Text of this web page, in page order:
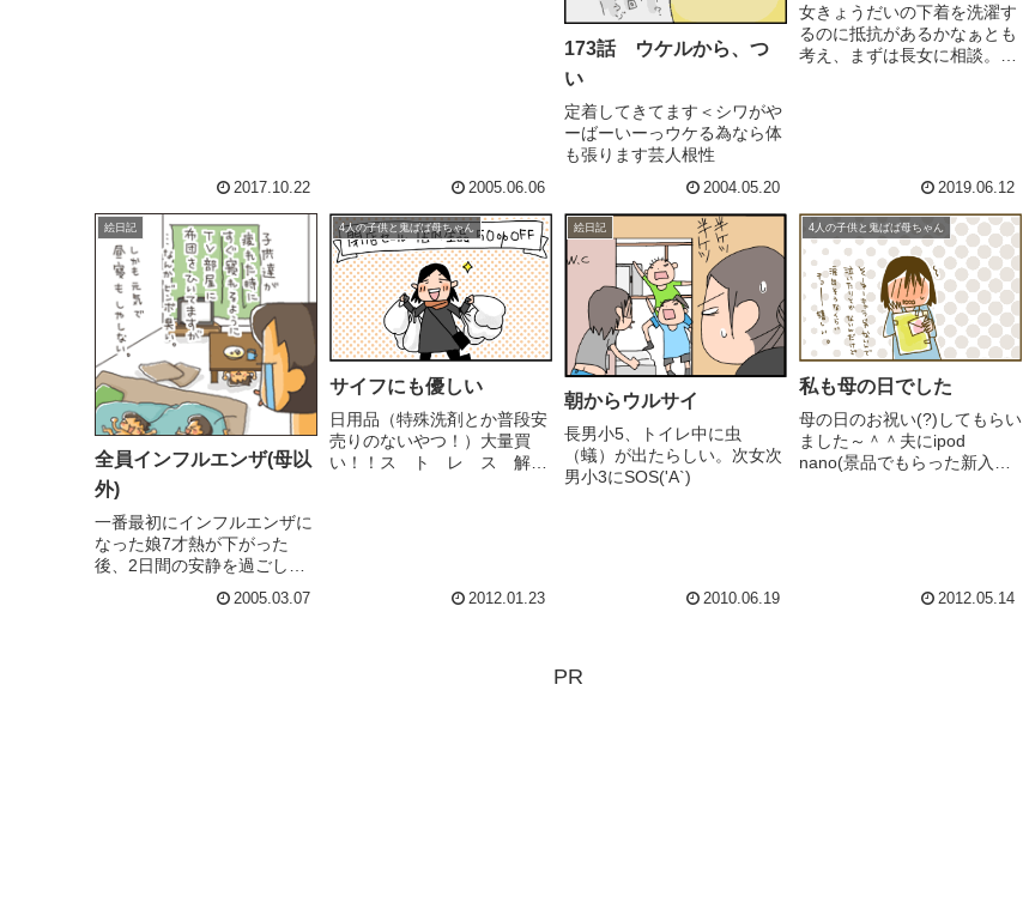
2017.10.22 2005.06.06
173話 ウケルから、つ
い
定着してきてます＜シワがや
ーばーいーっウケる為なら体
も張ります芸人根性
2004.05.20
女きょうだいの下着を洗濯す
るのに抵抗があるかなぁとも
考え、まずは長女に相談。長
わけですよね。『女物の洗濯
2019.06.12
絵日記
全員インフルエンザ(母以
外)
一番最初にインフルエンザに
なった娘7才熱が下がった
後、2日間の安静を過ごし、
本日小学校復帰。息子4才5才
はもうしばらく安静。今朝病
2005.03.07
4人の子供と鬼ばば母ちゃん
サイフにも優しい
日用品（特殊洗剤とか普段安
売りのないやつ！）大量買
い！！ス ト レ ス 解
2012.01.23
絵日記
朝からウルサイ
長男小5、トイレ中に虫
（蟻）が出たらしい。次女次
男小3にSOS('A`)
2010.06.19
4人の子供と鬼ばば母ちゃん
私も母の日でした
母の日のお祝い(?)してもらい
ました～＾＾夫にipod
nano(景品でもらった新入り)
をもらったり。長男中1...
2012.05.14
PR